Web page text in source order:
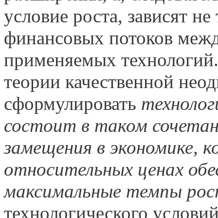
условие роста, зависят
финансовых потоков
применяемых
теории качественной
сформулировать
состоит в таком
замещения в экономике,
относительных ценах
максимальные темпы
технологического